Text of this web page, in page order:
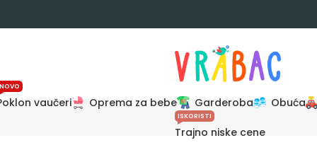
vaučeri
NOVO
Oprema za bebe Garderoba Obuća
Trajno niske cene
ISKORISTI